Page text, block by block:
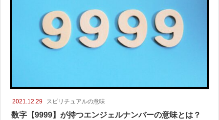
2021.12.29 スピリチュアルの意味
数字【9999】が持つエンジェルナンバーの意味とは？